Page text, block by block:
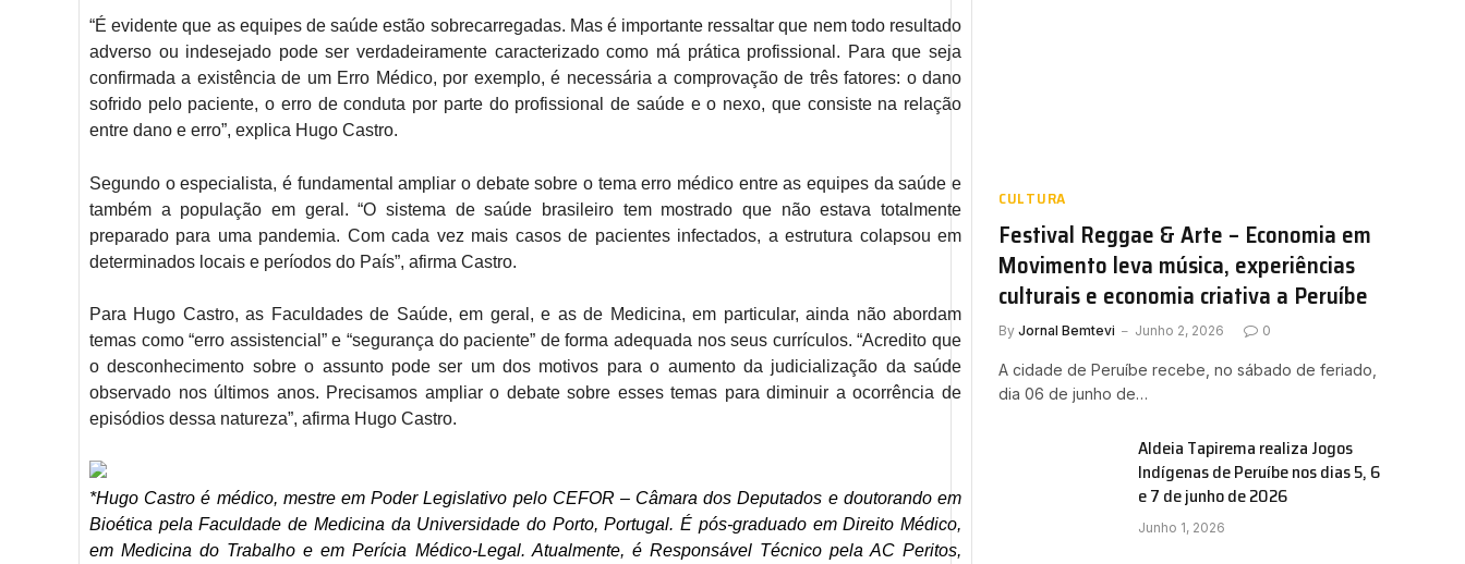
“É evidente que as equipes de saúde estão sobrecarregadas. Mas é importante ressaltar que nem todo resultado
adverso ou indesejado pode ser verdadeiramente caracterizado como má prática profissional. Para que seja
confirmada a existência de um Erro Médico, por exemplo, é necessária a comprovação de três fatores: o dano
sofrido pelo paciente, o erro de conduta por parte do profissional de saúde e o nexo, que consiste na relação
entre dano e erro”, explica Hugo Castro.
Segundo o especialista, é fundamental ampliar o debate sobre o tema erro médico entre as equipes da saúde e
também a população em geral. “O sistema de saúde brasileiro tem mostrado que não estava totalmente
preparado para uma pandemia. Com cada vez mais casos de pacientes infectados, a estrutura colapsou em
determinados locais e períodos do País”, afirma Castro.
Para Hugo Castro, as Faculdades de Saúde, em geral, e as de Medicina, em particular, ainda não abordam
temas como “erro assistencial” e “segurança do paciente” de forma adequada nos seus currículos. “Acredito que
o desconhecimento sobre o assunto pode ser um dos motivos para o aumento da judicialização da saúde
observado nos últimos anos. Precisamos ampliar o debate sobre esses temas para diminuir a ocorrência de
episódios dessa natureza”, afirma Hugo Castro.
*Hugo Castro é médico, mestre em Poder Legislativo pelo CEFOR – Câmara dos Deputados e doutorando em
Bioética pela Faculdade de Medicina da Universidade do Porto, Portugal. É pós-graduado em Direito Médico,
em Medicina do Trabalho e em Perícia Médico-Legal. Atualmente, é Responsável Técnico pela AC Peritos,
CULTURA
Festival Reggae & Arte – Economia em
Movimento leva música, experiências
culturais e economia criativa a Peruíbe
By Jornal Bemtevi Junho 2, 2026 0
A cidade de Peruíbe recebe, no sábado de feriado,
dia 06 de junho de…
Aldeia Tapirema realiza Jogos
Indígenas de Peruíbe nos dias 5, 6
e 7 de junho de 2026
Junho 1, 2026